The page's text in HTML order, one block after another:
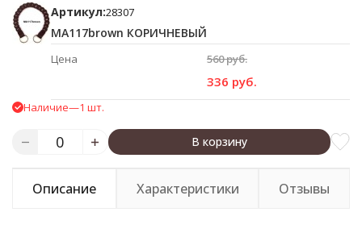
Артикул:28307
MA117brown КОРИЧНЕВЫЙ
Цена 560 руб.
336 руб.
Наличие—1 шт.
В корзину
Описание Характеристики Отзывы